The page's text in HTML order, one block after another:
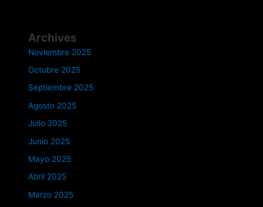
Archives
Noviembre 2025
Octubre 2025
Septiembre 2025
Agosto 2025
Julio 2025
Junio 2025
Mayo 2025
Abril 2025
Marzo 2025